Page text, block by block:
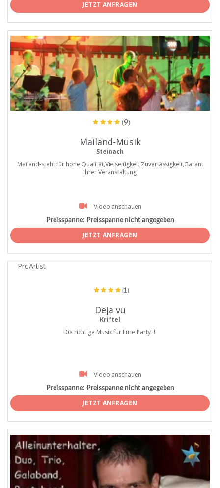
JETZT ANFRAGEN
ProArtist
(9)
Mailand-Musik
Steinach
Mailand-steht für hohe Qualität,Vielseitigkeit,Zuverlässigkeit,Garant
Ihrer Veranstaltung
Video anschauen
Preisspanne: Preisspanne nicht angegeben
JETZT ANFRAGEN
ProArtist
(1)
Deja vu
Kriftel
Die richtige Musik für Eure Party !!!
Video anschauen
Preisspanne: Preisspanne nicht angegeben
JETZT ANFRAGEN